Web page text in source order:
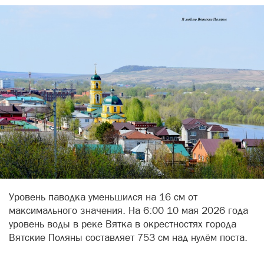
Уровень паводка уменьшился на 16 см от
максимального значения. На 6:00 10 мая 2026 года
уровень воды в реке Вятка в окрестностях города
Вятские Поляны составляет 753 см над нулём поста.